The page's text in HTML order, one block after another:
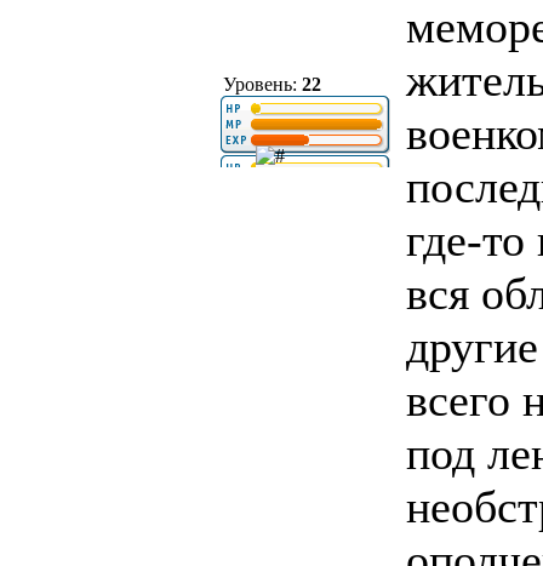
Уровень: 22
где-
вся
всего
под